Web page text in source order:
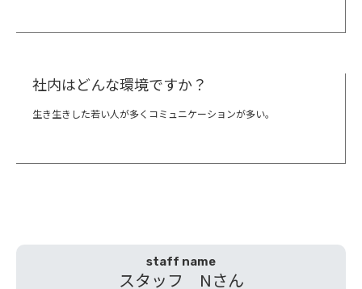
社内はどんな環境ですか？
生き生きした若い人が多くコミュニケーションが多い。
staff name
スタッフ Nさん